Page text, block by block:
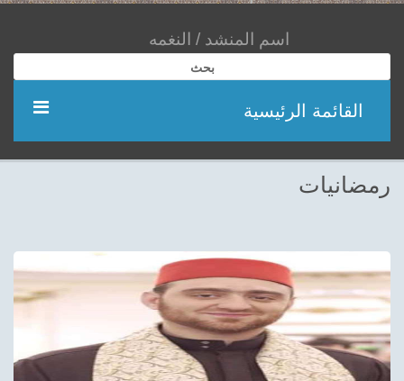
بحث
القائمة الرئيسية
مؤديين
ادعية
احدث الفيديوهات
رمضانيات